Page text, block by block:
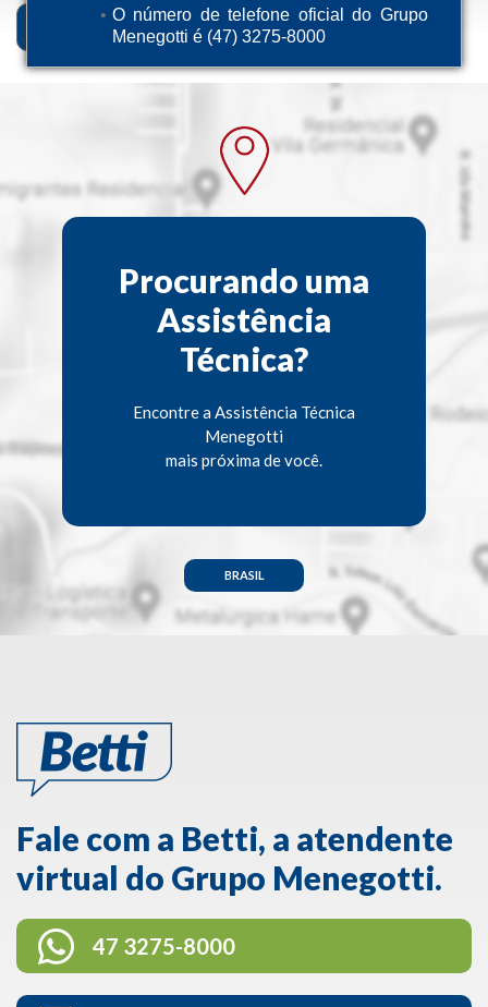
O número de telefone oficial do Grupo
Menegotti é (47) 3275-8000
Descrição Ficha Técnica
Procurando uma
Assistência
Técnica?
Encontre a Assistência Técnica
Menegotti
mais próxima de você.
BRASIL
Fale com a Betti, a atendente
virtual do Grupo Menegotti.
47 3275-8000